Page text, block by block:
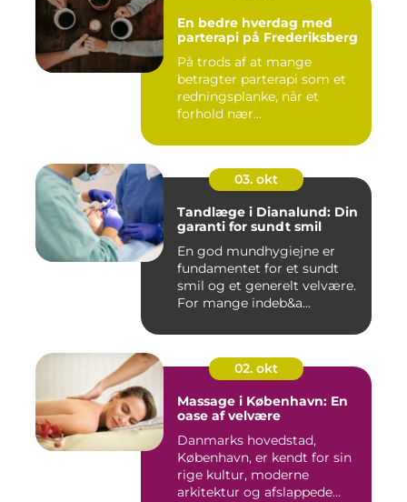
En bedre hverdag med
parterapi på Frederiksberg
På trods af at mange
betragter parterapi som et
redningsplanke, når et
forhold nær...
03. okt
Tandlæge i Dianalund: Din
garanti for sundt smil
En god mundhygiejne er
fundamentet for et sundt
smil og et generelt velvære.
For mange indeb&a...
02. okt
Massage i København: En
oase af velvære
Danmarks hovedstad,
København, er kendt for sin
rige kultur, moderne
arkitektur og afslappede...